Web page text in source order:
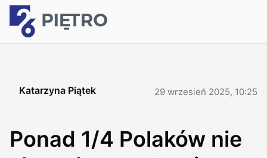
Katarzyna Piątek 29 wrzesień 2025, 10:25
Ponad 1/4 Polaków nie